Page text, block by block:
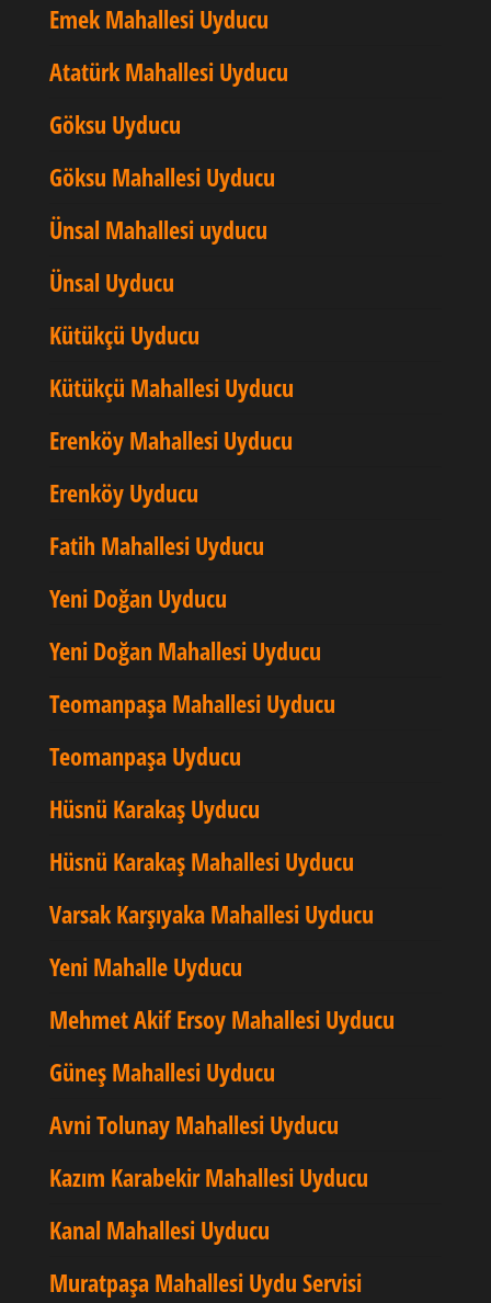
Emek Mahallesi Uyducu
Atatürk Mahallesi Uyducu
Göksu Uyducu
Göksu Mahallesi Uyducu
Ünsal Mahallesi uyducu
Ünsal Uyducu
Kütükçü Uyducu
Kütükçü Mahallesi Uyducu
Erenköy Mahallesi Uyducu
Erenköy Uyducu
Fatih Mahallesi Uyducu
Yeni Doğan Uyducu
Yeni Doğan Mahallesi Uyducu
Teomanpaşa Mahallesi Uyducu
Teomanpaşa Uyducu
Hüsnü Karakaş Uyducu
Hüsnü Karakaş Mahallesi Uyducu
Varsak Karşıyaka Mahallesi Uyducu
Yeni Mahalle Uyducu
Mehmet Akif Ersoy Mahallesi Uyducu
Güneş Mahallesi Uyducu
Avni Tolunay Mahallesi Uyducu
Kazım Karabekir Mahallesi Uyducu
Kanal Mahallesi Uyducu
Muratpaşa Mahallesi Uydu Servisi